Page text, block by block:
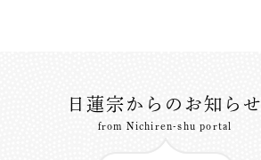
日蓮宗からのお知らせ
from Nichiren-shu portal